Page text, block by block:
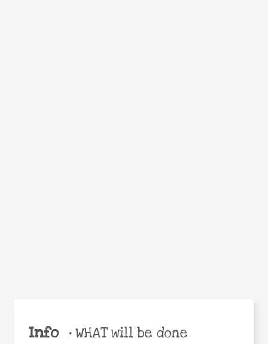
Info •WHAT will be done